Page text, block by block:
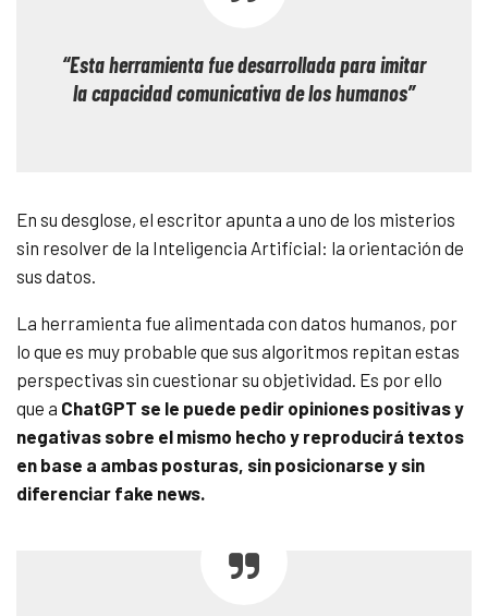
“Esta herramienta fue desarrollada para imitar
la capacidad comunicativa de los humanos”
En su desglose, el escritor apunta a uno de los misterios
sin resolver de la Inteligencia Artificial: la orientación de
sus datos.
La herramienta fue alimentada con datos humanos, por
lo que es muy probable que sus algoritmos repitan estas
perspectivas sin cuestionar su objetividad. Es por ello
que a ChatGPT se le puede pedir opiniones positivas y
negativas sobre el mismo hecho y reproducirá textos
en base a ambas posturas, sin posicionarse y sin
diferenciar fake news.